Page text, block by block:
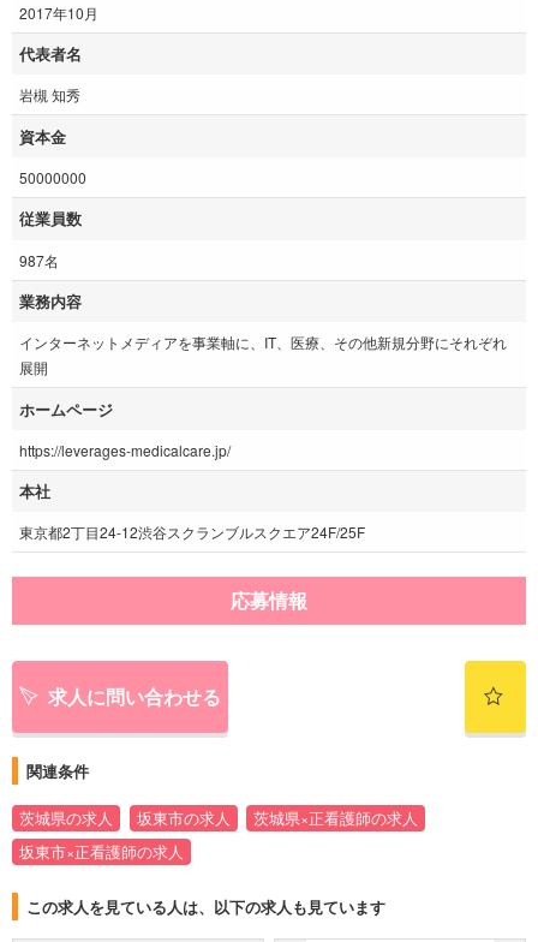
2017年10月
代表者名
岩槻 知秀
資本金
50000000
従業員数
987名
業務内容
インターネットメディアを事業軸に、IT、医療、その他新規分野にそれぞれ
展開
ホームページ
https://leverages-medicalcare.jp/
本社
東京都2丁目24-12渋谷スクランブルスクエア24F/25F
応募情報
求人に問い合わせる
関連条件
茨城県の求人 坂東市の求人
茨城県×正看護師の求人
坂東市×正看護師の求人
この求人を見ている人は、以下の求人も見ています